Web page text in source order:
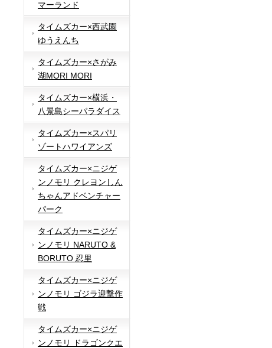
マーランド
タイムズカー×西武園
ゆうえんち
タイムズカー×さがみ
湖MORI MORI
タイムズカー×横浜・
八景島シーパラダイス
タイムズカー×スパリ
ゾートハワイアンズ
タイムズカー×ニジゲ
ンノモリ クレヨンしん
ちゃんアドベンチャー
パーク
タイムズカー×ニジゲ
ンノモリ NARUTO &
BORUTO 忍里
タイムズカー×ニジゲ
ンノモリ ゴジラ迎撃作
戦
タイムズカー×ニジゲ
ンノモリ ドラゴンクエ